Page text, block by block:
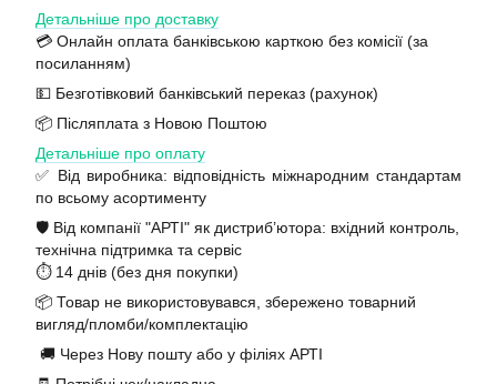
Детальніше про доставку
💳 Онлайн оплата банківською карткою без комісії (за
посиланням)
💵 Безготівковий банківський переказ (рахунок)
📦 Післяплата з Новою Поштою
Детальніше про оплату
✅ Від виробника: відповідність міжнародним стандартам
по всьому асортименту
🛡️ Від компанії "АРТІ" як дистриб’ютора: вхідний контроль,
технічна підтримка та сервіс
⏱️ 14 днів (без дня покупки)
📦 Товар не використовувався, збережено товарний
вигляд/пломби/комплектацію
🚚 Через Нову пошту або у філіях АРТІ